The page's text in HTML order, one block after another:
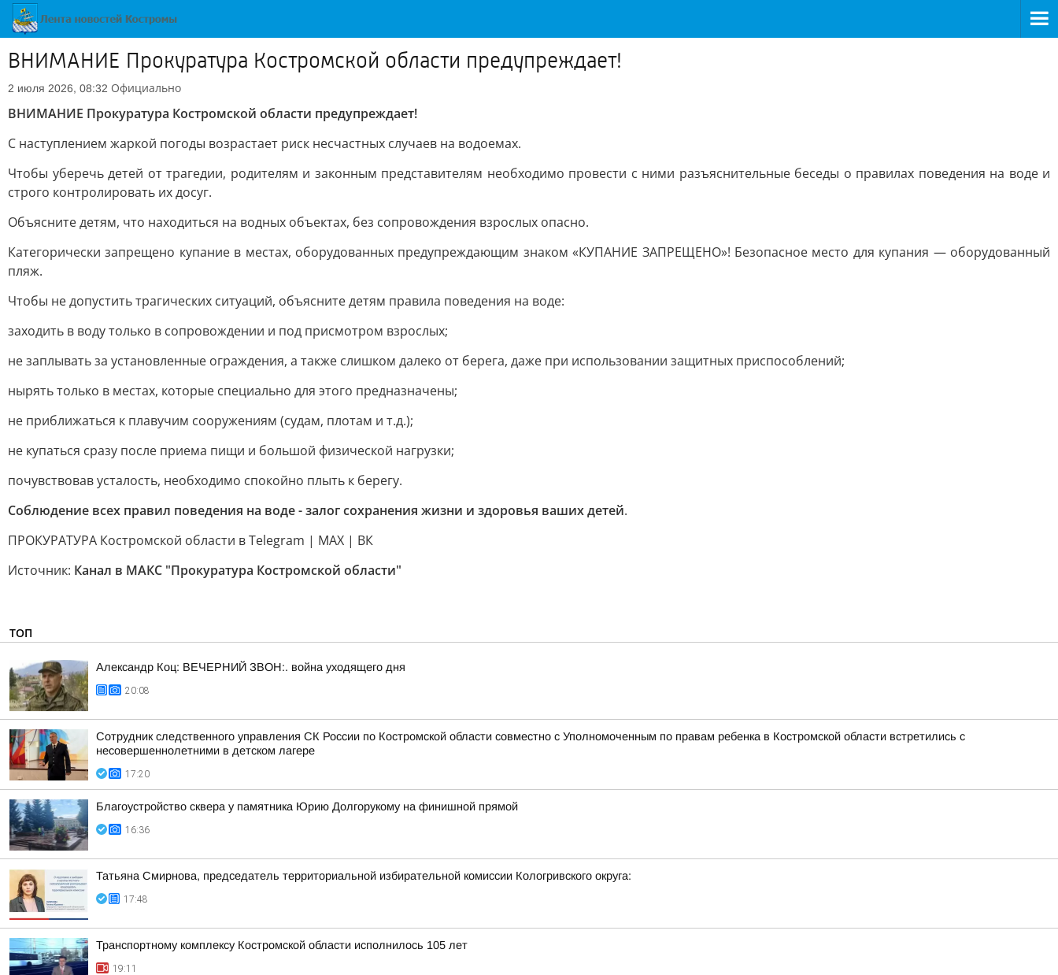
ВНИМАНИЕ Прокуратура Костромской области предупреждает!
2 июля 2026, 08:32 Официально
ВНИМАНИЕ Прокуратура Костромской области предупреждает!
С наступлением жаркой погоды возрастает риск несчастных случаев на водоемах.
Чтобы уберечь детей от трагедии, родителям и законным представителям необходимо провести с ними разъяснительные беседы о правилах поведения на воде и
строго контролировать их досуг.
Объясните детям, что находиться на водных объектах, без сопровождения взрослых опасно.
Категорически запрещено купание в местах, оборудованных предупреждающим знаком «КУПАНИЕ ЗАПРЕЩЕНО»! Безопасное место для купания — оборудованный
пляж.
Чтобы не допустить трагических ситуаций, объясните детям правила поведения на воде:
заходить в воду только в сопровождении и под присмотром взрослых;
не заплывать за установленные ограждения, а также слишком далеко от берега, даже при использовании защитных приспособлений;
нырять только в местах, которые специально для этого предназначены;
не приближаться к плавучим сооружениям (судам, плотам и т.д.);
не купаться сразу после приема пищи и большой физической нагрузки;
почувствовав усталость, необходимо спокойно плыть к берегу.
Соблюдение всех правил поведения на воде - залог сохранения жизни и здоровья ваших детей.
ПРОКУРАТУРА Костромской области в Telegram | MAX | ВК
Источник: Канал в МАКС "Прокуратура Костромской области"
ТОП
Александр Коц: ВЕЧЕРНИЙ ЗВОН:. война уходящего дня
20:08
Сотрудник следственного управления СК России по Костромской области совместно с Уполномоченным по правам ребенка в Костромской области встретились с
несовершеннолетними в детском лагере
17:20
Благоустройство сквера у памятника Юрию Долгорукому на финишной прямой
16:36
Татьяна Смирнова, председатель территориальной избирательной комиссии Кологривского округа:
17:48
Транспортному комплексу Костромской области исполнилось 105 лет
19:11